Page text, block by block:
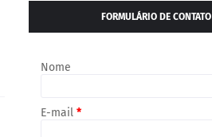
FORMULÁRIO DE CONTATO
Nome
E-mail *